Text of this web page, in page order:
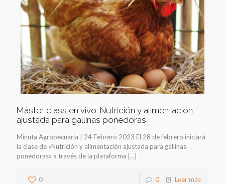
Máster class en vivo: Nutrición y alimentación
ajustada para gallinas ponedoras
Minuta Agropecuaria | 24 Febrero 2023 El 28 de febrero iniciará
la clase de «Nutrición y alimentación ajustada para gallinas
ponedoras» a través de la plataforma […]
0 0 Leer más